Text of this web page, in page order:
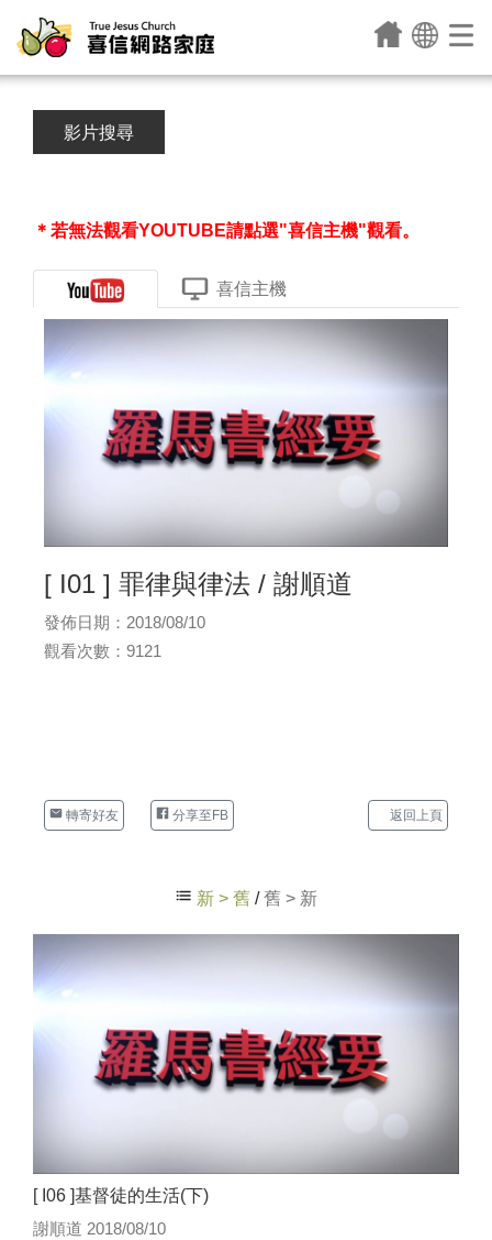
影片搜尋
＊若無法觀看YOUTUBE請點選"喜信主機"觀看。
喜信主機
[ I01 ] 罪律與律法 / 謝順道
發佈日期：2018/08/10
觀看次數：9121
轉寄好友 分享至FB 返回上頁
新 > 舊 /舊 > 新
[ I06 ]基督徒的生活(下)
謝順道 2018/08/10